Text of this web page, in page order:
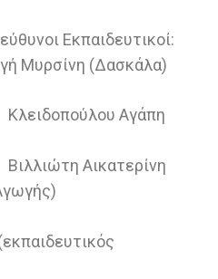
Εκπαιδευτικοί:
Μυρσίνη (Δασκάλα)
Αγάπη